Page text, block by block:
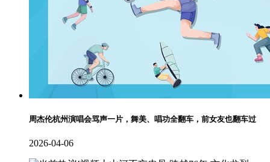
周杰伦杭州演唱会骂声一片，舞美、唱功全翻车，前女友也翻车过
2026-04-06